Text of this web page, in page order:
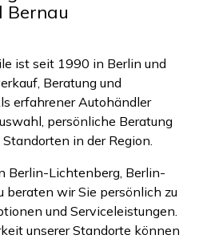
Bernau
ist seit 1990 in Berlin und
Beratung und
erfahrener Autohändler
persönliche Beratung
in der Region.
Berlin-Lichtenberg, Berlin-
beraten wir Sie persönlich zu
und Serviceleistungen.
unserer Standorte können